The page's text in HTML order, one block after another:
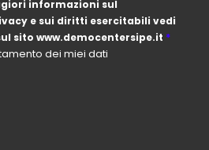
informazioni sul
sito www.democentersipe.it *
dei miei dati